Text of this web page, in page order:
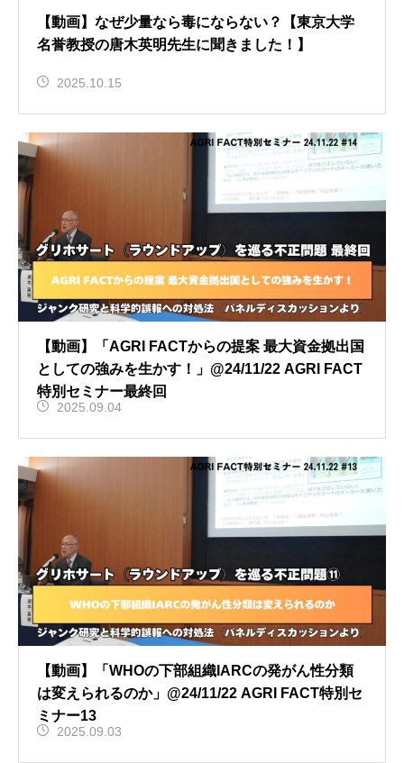
【動画】なぜ少量なら毒にならない？【東京大学
名誉教授の唐木英明先生に聞きました！】
2025.10.15
【動画】「AGRI FACTからの提案 最大資金拠出国
としての強みを生かす！」@24/11/22 AGRI FACT
特別セミナー最終回
2025.09.04
【動画】「WHOの下部組織IARCの発がん性分類
は変えられるのか」@24/11/22 AGRI FACT特別セ
ミナー13
2025.09.03